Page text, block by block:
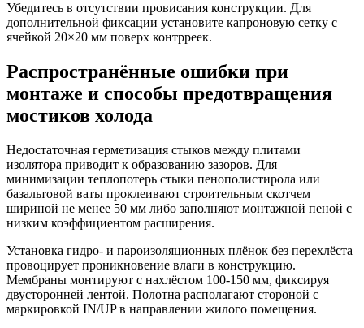
Убедитесь в отсутствии провисания конструкции. Для
дополнительной фиксации установите капроновую сетку с
ячейкой 20×20 мм поверх контрреек.
Распространённые ошибки при
монтаже и способы предотвращения
мостиков холода
Недостаточная герметизация стыков между плитами
изолятора приводит к образованию зазоров. Для
минимизации теплопотерь стыки пенополистирола или
базальтовой ваты проклеивают строительным скотчем
шириной не менее 50 мм либо заполняют монтажной пеной с
низким коэффициентом расширения.
Установка гидро- и пароизоляционных плёнок без перехлёста
провоцирует проникновение влаги в конструкцию.
Мембраны монтируют с нахлёстом 100-150 мм, фиксируя
двусторонней лентой. Полотна располагают стороной с
маркировкой IN/UP в направлении жилого помещения.